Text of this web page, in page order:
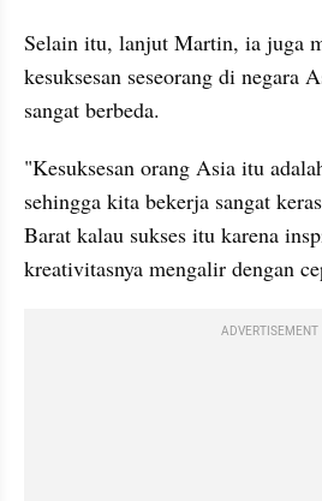
Selain itu, lanjut Martin, ia juga
kesuksesan seseorang di negara
sangat berbeda.
"Kesuksesan orang Asia itu
sehingga kita bekerja sangat
Barat kalau sukses itu karena
kreativitasnya mengalir dengan
ADVERTISEMENT